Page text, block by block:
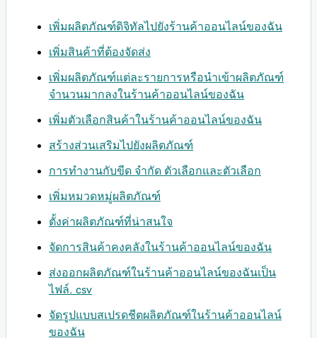
เพิ่มผลิตภัณฑ์ดิจิทัลไปยังร้านค้าออนไลน์ของฉัน
เพิ่มสินค้าที่ต้องจัดส่ง
เพิ่มผลิตภัณฑ์แต่ละรายการหรือนำเข้าผลิตภัณฑ์
จำนวนมากลงในร้านค้าออนไลน์ของฉัน
เพิ่มตัวเลือกสินค้าในร้านค้าออนไลน์ของฉัน
สร้างส่วนเสริมไปยังผลิตภัณฑ์
การทำงานกับขีด จำกัด ตัวเลือกและตัวเลือก
เพิ่มหมวดหมู่ผลิตภัณฑ์
ตั้งค่าผลิตภัณฑ์ที่น่าสนใจ
จัดการสินค้าคงคลังในร้านค้าออนไลน์ของฉัน
ส่งออกผลิตภัณฑ์ในร้านค้าออนไลน์ของฉันเป็น
ไฟล์. csv
จัดรูปแบบสเปรดชีตผลิตภัณฑ์ในร้านค้าออนไลน์
ของฉัน